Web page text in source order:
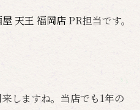
天王 福岡店 PR担当です。
しますね。当店でも1年の